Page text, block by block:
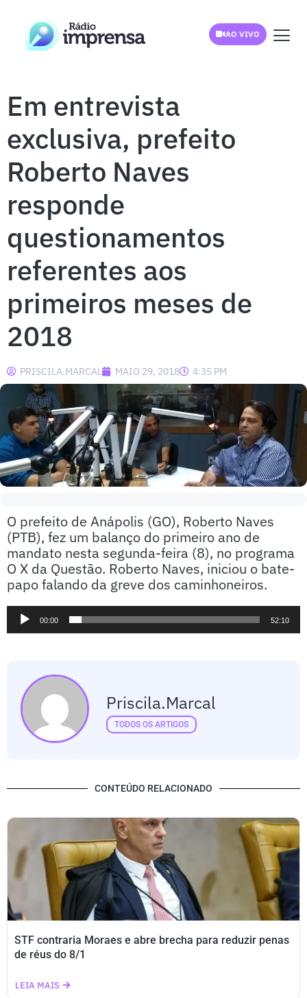
AO VIVO
Em entrevista
exclusiva, prefeito
Roberto Naves
responde
questionamentos
referentes aos
primeiros meses de
2018
PRISCILA.MARCAL MAIO 29, 2018 4:35 PM
O prefeito de Anápolis (GO), Roberto Naves
(PTB), fez um balanço do primeiro ano de
mandato nesta segunda-feira (8), no programa
O X da Questão. Roberto Naves, iniciou o bate-
papo falando da greve dos caminhoneiros.
Tocador
de
00:00 52:10
Priscila.marcal
TODOS OS ARTIGOS
CONTEÚDO RELACIONADO
STF contraria Moraes e abre brecha para reduzir penas
de réus do 8/1
LEIA MAIS